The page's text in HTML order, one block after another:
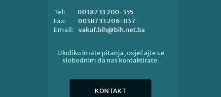
Tel:
00387 33 200-355
Fax:
00387 33 206-037
Email: vakuf.bih@bih.net.ba
Ukoliko imate pitanja, osjećajte se
slobodnim da nas kontaktirate.
KONTAKT